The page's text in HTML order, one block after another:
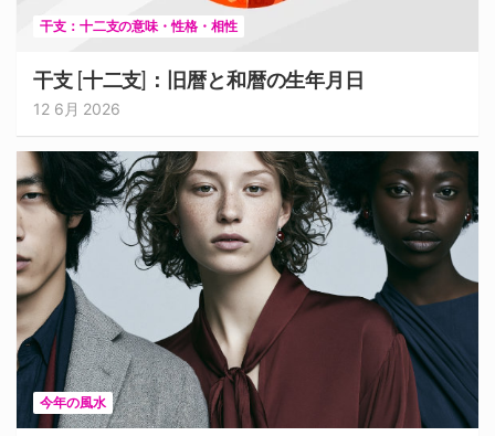
干支：十二支の意味・性格・相性
干支 [十二支]：旧暦と和暦の生年月日
12 6月 2026
今年の風水